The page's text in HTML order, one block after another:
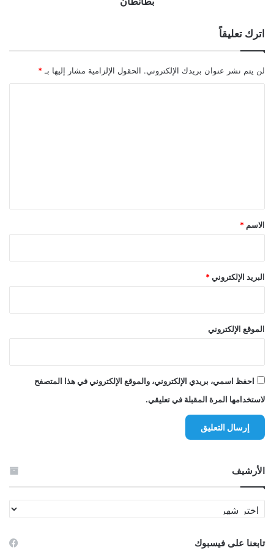
اترك تعليقاً
لن يتم نشر عنوان بريدك الإلكتروني. الحقول الإلزامية مشار إليها بـ *
*
الاسم *
البريد الإلكتروني *
الموقع الإلكتروني
احفظ اسمي، بريدي الإلكتروني، والموقع الإلكتروني في هذا المتصفح
لاستخدامها المرة المقبلة في تعليقي.
الأرشيف
الأرشيف
تابعنا على فيسبوك